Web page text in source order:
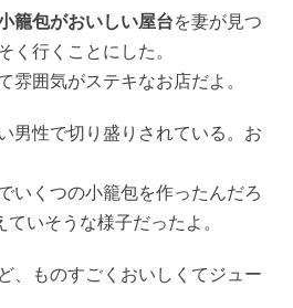
籠包がおいしい屋台を妻が見つ
く行くことにした。
雰囲気がステキなお店だよ。
男性で切り盛りされている。お
いくつの小籠包を作ったんだろ
いそうな様子だったよ。
、ものすごくおいしくてジュー